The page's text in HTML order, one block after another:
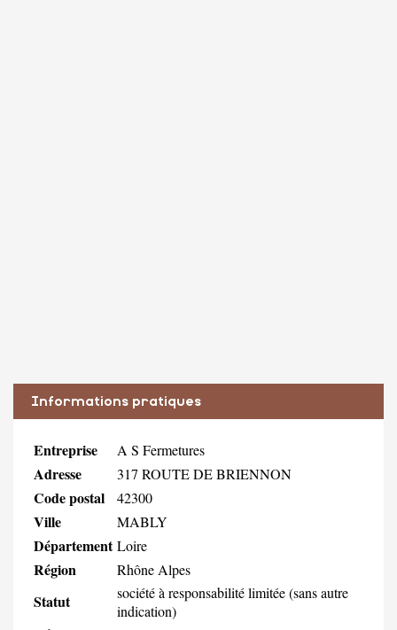
Informations pratiques
Entreprise A S Fermetures
Adresse 317 ROUTE DE BRIENNON
Code postal 42300
Ville MABLY
Département Loire
Région Rhône Alpes
Statut
société à responsabilité limitée (sans autre
indication)